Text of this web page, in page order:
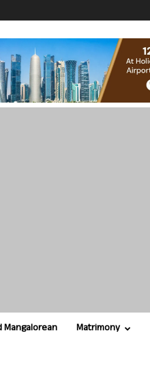
Mangalorean Matrimony